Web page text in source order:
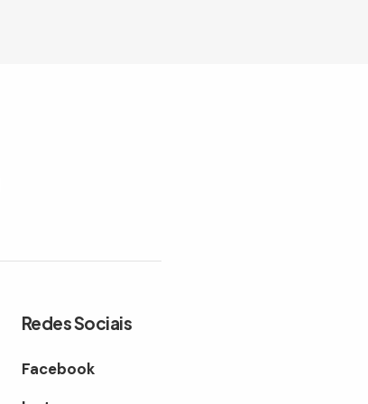
Redes Sociais
Facebook